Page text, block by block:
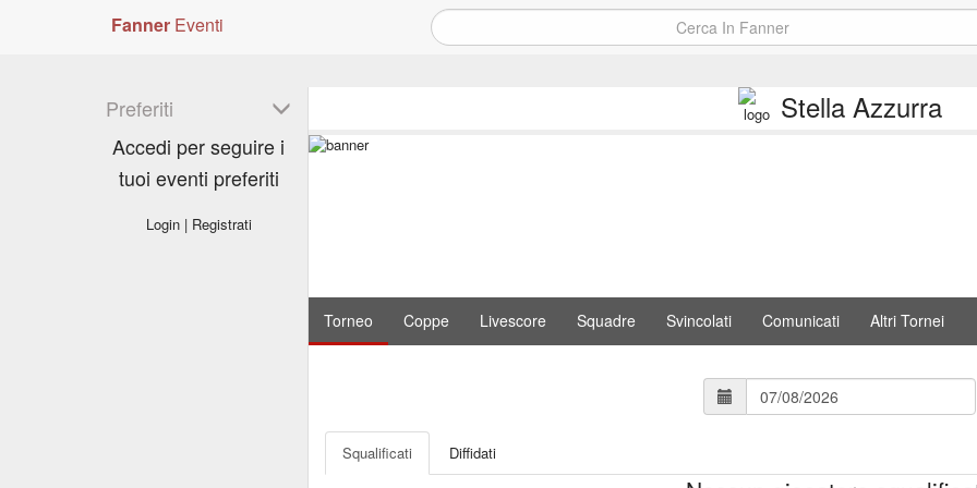
Fanner Eventi
Stella Azzurra
Torneo Coppe Livescore Squadre Svincolati Comunicati Altri Tornei
Squalificati Diffidati
Preferiti
Accedi per seguire i
tuoi eventi preferiti
Login| Registrati